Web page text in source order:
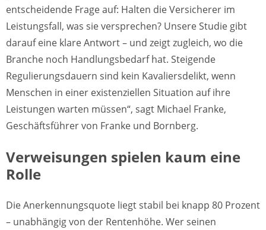
entscheidende Frage auf: Halten die Versicherer im
Leistungsfall, was sie versprechen? Unsere Studie gibt
darauf eine klare Antwort – und zeigt zugleich, wo die
Branche noch Handlungsbedarf hat. Steigende
Regulierungsdauern sind kein Kavaliersdelikt, wenn
Menschen in einer existenziellen Situation auf ihre
Leistungen warten müssen“, sagt Michael Franke,
Geschäftsführer von Franke und Bornberg.
Verweisungen spielen kaum eine
Rolle
Die Anerkennungsquote liegt stabil bei knapp 80 Prozent
– unabhängig von der Rentenhöhe. Wer seinen